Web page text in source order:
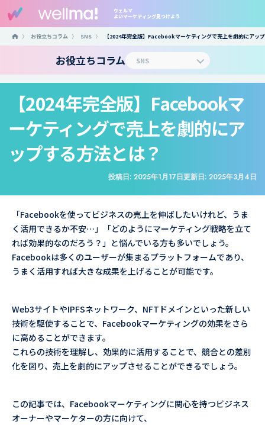
ウェルマ
よいマーケティング見つけよう
〉 お役立ちコラム 〉 SNS 〉 【2024年完全版】Facebookマーケティングで売上を劇的にアッ
お役立ちコラム
【2024年完全版】Facebookマ
ーケティングで売上を劇的にア
ップする方法とは？
投稿日: 2025年1月17日更新日: 2025年3月4日
「Facebookを使ってビジネスの売上を伸ばしたいけれど、うま
く活用できるか不安…」「どのようにマーケティング戦略を立て
れば効果的なのだろう？」と悩んでいる方も多いでしょう。
Facebookは多くのユーザーが集まるプラットフォームであり、
うまく活用すれば大きな成果を上げることが可能です。
Web3サイトやIPFSネットワーク、NFTドメインといった新しい
技術を駆使することで、Facebookマーケティングの効果をさら
に高めることができます。
これらの技術を理解し、効果的に活用することで、競合との差別
化を図り、売上を劇的にアップさせることができるでしょう。
この記事では、Facebookマーケティングに関心を持つビジネス
オーナーやマーケターの方に向けて、